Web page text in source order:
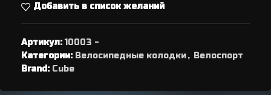
Добавить в список желаний
Артикул:10003 -
Категории: Велосипедные колодки, Велоспорт
Brand: Cube